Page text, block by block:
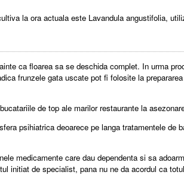
la ora actuala este Lavandula angustifolia,
ca floarea sa se deschida complet. In urma
frunzele gata uscate pot fi folosite la
de top ale marilor restaurante la
psihiatrica deoarece pe langa tratamentele
medicamente care dau dependenta si sa
initiat de specialist, pana nu ne da acordul ca